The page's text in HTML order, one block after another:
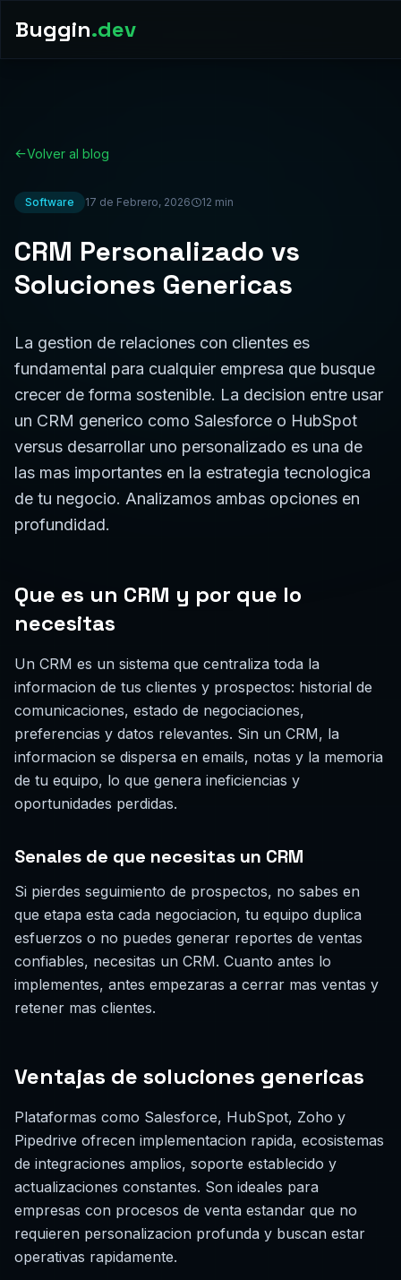
Buggin.dev
Volver al blog
Software 17 de Febrero, 2026 12 min
CRM Personalizado vs
Soluciones Genericas
La gestion de relaciones con clientes es
fundamental para cualquier empresa que busque
crecer de forma sostenible. La decision entre usar
un CRM generico como Salesforce o HubSpot
versus desarrollar uno personalizado es una de
las mas importantes en la estrategia tecnologica
de tu negocio. Analizamos ambas opciones en
profundidad.
Que es un CRM y por que lo
necesitas
Un CRM es un sistema que centraliza toda la
informacion de tus clientes y prospectos: historial de
comunicaciones, estado de negociaciones,
preferencias y datos relevantes. Sin un CRM, la
informacion se dispersa en emails, notas y la memoria
de tu equipo, lo que genera ineficiencias y
oportunidades perdidas.
Senales de que necesitas un CRM
Si pierdes seguimiento de prospectos, no sabes en
que etapa esta cada negociacion, tu equipo duplica
esfuerzos o no puedes generar reportes de ventas
confiables, necesitas un CRM. Cuanto antes lo
implementes, antes empezaras a cerrar mas ventas y
retener mas clientes.
Ventajas de soluciones genericas
Plataformas como Salesforce, HubSpot, Zoho y
Pipedrive ofrecen implementacion rapida, ecosistemas
de integraciones amplios, soporte establecido y
actualizaciones constantes. Son ideales para
empresas con procesos de venta estandar que no
requieren personalizacion profunda y buscan estar
operativas rapidamente.